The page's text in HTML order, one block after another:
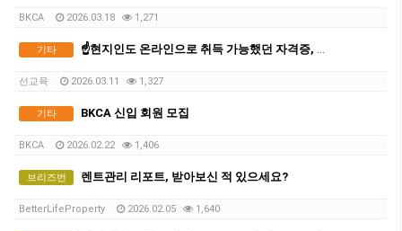
BKCA 2026.03.18 1,271
기타 ☝️현지인도 온라인으로 취득 가능했던 자격증, 곧 방식 바뀝니다
선교육 2026.03.11 1,327
기타 BKCA 신입 회원 모집
BKCA 2026.02.22 1,406
브리즈번 렌트관리 리포트, 받아보신 적 있으세요?
BetterLifeProperty 2026.02.05 1,640